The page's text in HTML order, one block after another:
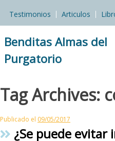
Testimonios Articulos
Benditas Almas del
Purgatorio
Tag Archives:
Publicado el 09/05/2017
¿Se puede evitar